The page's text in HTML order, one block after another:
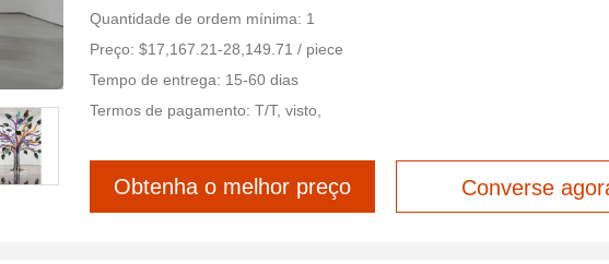
Quantidade de ordem mínima: 1
Preço: $17,167.21-28,149.71 / piece
Tempo de entrega: 15-60 dias
Termos de pagamento: T/T, visto,
Obtenha o melhor preço Converse